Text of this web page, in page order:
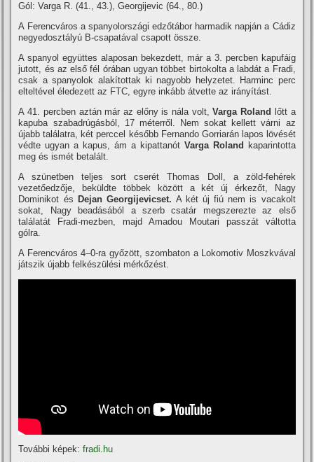
Gól: Varga R. (41., 43.), Georgijevic (64., 80.)
A Ferencváros a spanyolországi edzőtábor harmadik napján a Cádiz
negyedosztályú B-csapatával csapott össze.
A spanyol együttes alaposan bekezdett, már a 3. percben kapufáig
jutott, és az első fél órában ugyan többet birtokolta a labdát a Fradi,
csak a spanyolok alakí­tottak ki nagyobb helyzetet. Harminc perc
elteltével éledezett az FTC, egyre inkább átvette az irányí­tást.
A 41. percben aztán már az előny is nála volt,Varga Roland
lőtt a
kapuba szabadrúgásból, 17 méterről. Nem sokat kellett várni az
újabb találatra, két perccel később Fernando Gorriarán lapos lövését
védte ugyan a kapus, ám a kipattanót Varga Roland
kaparintotta
meg és ismét betalált.
A szünetben teljes sort cserét Thomas Doll, a zöld-fehérek
vezetőedzője, beküldte többek között a két új érkezőt, Nagy
Dominikot és Dejan Georgijevicset. A két új fiú nem is vacakolt
sokat, Nagy beadásából a szerb csatár megszerezte az első
találatát Fradi-mezben, majd Amadou Moutari passzát váltotta
gólra.
A Ferencváros 4–0-ra győzött, szombaton a Lokomotiv Moszkvával
játszik újabb felkészülési mérkőzést.
További képek:fradi.hu